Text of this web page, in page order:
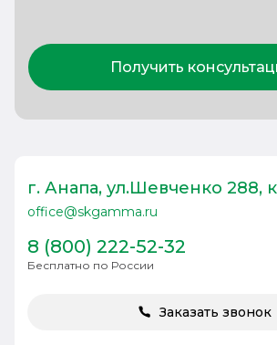
Получить
г. Анапа, ул.Шевченко 288,
office@skgamma.ru
8 (800) 222-52-32
Бесплатно по России
Заказать звонок